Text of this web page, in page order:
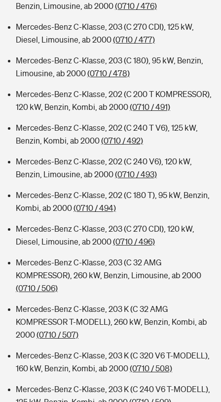
Benzin, Limousine, ab 2000(0710 / 476)
Mercedes-Benz C-Klasse, 203 (C 270 CDI), 125 kW,
Diesel, Limousine, ab 2000(0710 / 477)
Mercedes-Benz C-Klasse, 203 (C 180), 95 kW, Benzin,
Limousine, ab 2000(0710 / 478)
Mercedes-Benz C-Klasse, 202 (C 200 T KOMPRESSOR),
120 kW, Benzin, Kombi, ab 2000(0710 / 491)
Mercedes-Benz C-Klasse, 202 (C 240 T V6), 125 kW,
Benzin, Kombi, ab 2000(0710 / 492)
Mercedes-Benz C-Klasse, 202 (C 240 V6), 120 kW,
Benzin, Limousine, ab 2000(0710 / 493)
Mercedes-Benz C-Klasse, 202 (C 180 T), 95 kW, Benzin,
Kombi, ab 2000(0710 / 494)
Mercedes-Benz C-Klasse, 203 (C 270 CDI), 120 kW,
Diesel, Limousine, ab 2000(0710 / 496)
Mercedes-Benz C-Klasse, 203 (C 32 AMG
KOMPRESSOR), 260 kW, Benzin, Limousine, ab 2000
(0710 / 506)
Mercedes-Benz C-Klasse, 203 K (C 32 AMG
KOMPRESSOR T-MODELL), 260 kW, Benzin, Kombi, ab
2000(0710 / 507)
Mercedes-Benz C-Klasse, 203 K (C 320 V6 T-MODELL),
160 kW, Benzin, Kombi, ab 2000(0710 / 508)
Mercedes-Benz C-Klasse, 203 K (C 240 V6 T-MODELL),